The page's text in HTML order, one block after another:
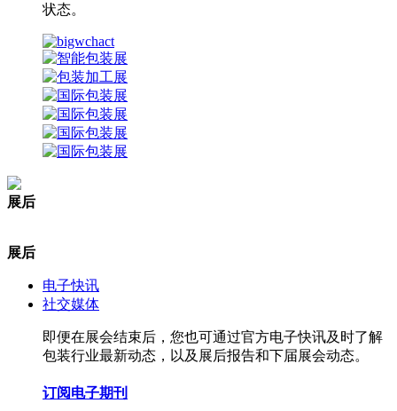
状态。
展后
展后
电子快讯
社交媒体
即便在展会结束后，您也可通过官方电子快讯及时了解
包装行业最新动态，以及展后报告和下届展会动态。
订阅电子期刊